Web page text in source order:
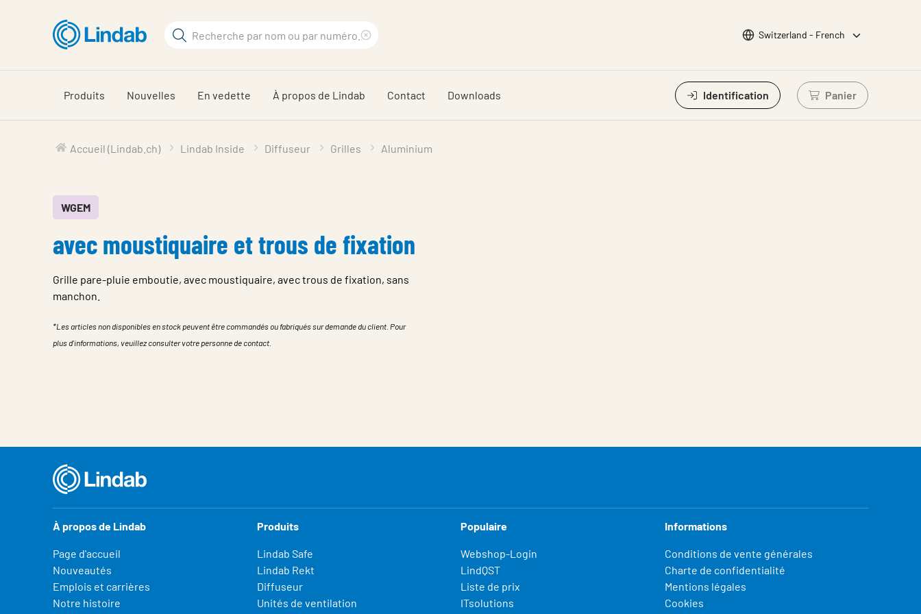
principal
Rechercher
sur
le
terme
recherché
Choisir la langue
Switzerland - French
Produits Nouvelles En vedette À propos de Lindab Contact Downloads Identification Panier
Connectez-vous
Accueil (Lindab.ch) Lindab Inside Diffuseur Grilles Aluminium
WGEM
avec moustiquaire et trous de fixation
Grille pare-pluie emboutie, avec moustiquaire, avec trous de fixation, sans
manchon.
*Les articles non disponibles en stock peuvent être commandés ou fabriqués sur demande du client. Pour
plus d'informations, veuillez consulter votre personne de contact.
À propos de Lindab
Page d'accueil
Nouveautés
Emplois et carrières
Notre histoire
Produits
Lindab Safe
Lindab Rekt
Diffuseur
Unités de ventilation
Populaire
Webshop-Login
LindQST
Liste de prix
ITsolutions
Informations
Conditions de vente générales
Charte de confidentialité
Mentions légales
Cookies